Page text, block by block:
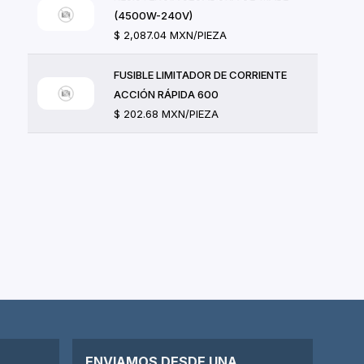
(4500W-240V)
$ 2,087.04 MXN/PIEZA
FUSIBLE LIMITADOR DE CORRIENTE
ACCIÓN RÁPIDA 600
$ 202.68 MXN/PIEZA